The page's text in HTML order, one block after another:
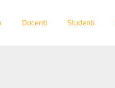
Docenti Studenti